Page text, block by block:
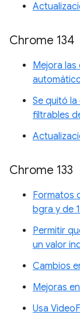
Chrome 134
Mejora
Se quitó
filtrables
Chrome 133
Formatos
bgra y de
Permitir
un valor
Cambios
Mejoras
Usa